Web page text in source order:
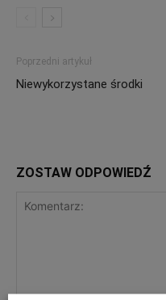
Poprzedni artykuł
Niewykorzystane środki
ZOSTAW ODPOWIEDŹ